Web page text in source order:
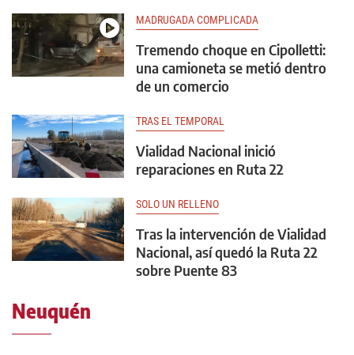
MADRUGADA COMPLICADA
Tremendo choque en Cipolletti:
una camioneta se metió dentro
de un comercio
TRAS EL TEMPORAL
Vialidad Nacional inició
reparaciones en Ruta 22
SOLO UN RELLENO
Tras la intervención de Vialidad
Nacional, así quedó la Ruta 22
sobre Puente 83
Neuquén